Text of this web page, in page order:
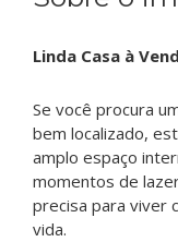
Linda Casa à
Se você procura
bem localizado,
amplo espaço
momentos de
precisa para viver
vida.